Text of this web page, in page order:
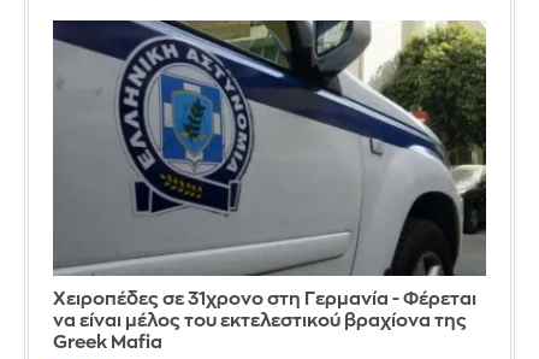
Χειροπέδες σε 31χρονο στη Γερμανία - Φέρεται
να είναι μέλος του εκτελεστικού βραχίονα της
Greek Mafia